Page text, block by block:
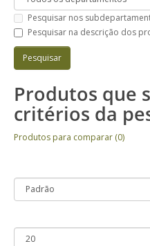
Pesquisar nos
Pesquisar na descrição dos
Produtos que
critérios da
Produtos para comparar (0)